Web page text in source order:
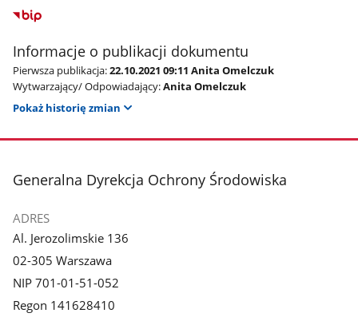
Informacje o publikacji dokumentu
Pierwsza publikacja:22.10.2021 09:11 Anita Omelczuk
Wytwarzający/ Odpowiadający:Anita Omelczuk
Pokaż historię zmian
stopka
Generalna Dyrekcja Ochrony Środowiska
ADRES
Al. Jerozolimskie 136
02-305 Warszawa
NIP 701-01-51-052
Regon 141628410